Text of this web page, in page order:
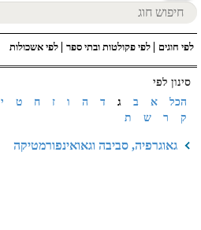
לפי חוגים לפי פקולטות ובתי ספר לפי אשכולות
סינון לפי
הכל
א ב ג ד ה ו ז ח ט י
ק
ר ש ת
גאוגרפיה, סביבה וגאואינפורמטיקה